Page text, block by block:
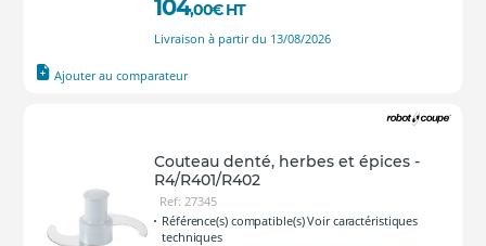
104,00€ HT
Livraison à partir du 13/08/2026
Ajouter au comparateur
Couteau denté, herbes et épices -
R4/R401/R402
Ref: 27345
Référence(s) compatible(s) Voir caractéristiques
techniques